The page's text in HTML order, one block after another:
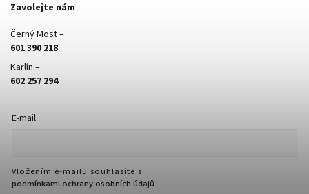
Zavolejte nám
Černý Most –
601 390 218
Karlín –
602 257 294
E-mail
Vložením e-mailu souhlasíte s
podmínkami ochrany osobních údajů